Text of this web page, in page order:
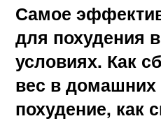
Самое
для похудения
условиях. Как
вес в
похудение, как